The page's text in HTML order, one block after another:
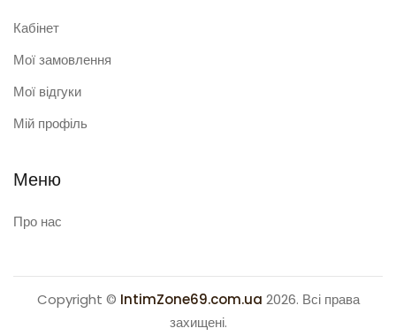
Кабінет
Мої замовлення
Мої відгуки
Мій профіль
Меню
Про нас
Copyright © IntimZone69.com.ua 2026. Всі права
захищені.